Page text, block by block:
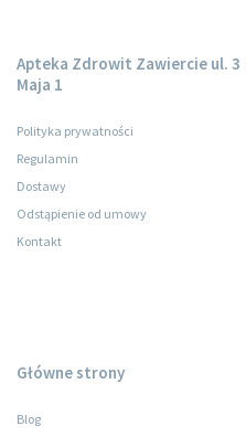
Apteka Zdrowit Zawiercie ul. 3
Maja 1
Polityka prywatności
Regulamin
Dostawy
Odstąpienie od umowy
Kontakt
Główne strony
Blog